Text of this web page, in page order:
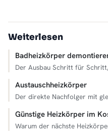
Weiterlesen
Badheizkörper
Der Ausbau Schritt für
Austauschheizkörper
Der direkte Nachfolger mit
Günstige Heizkörper im
Warum der nächste